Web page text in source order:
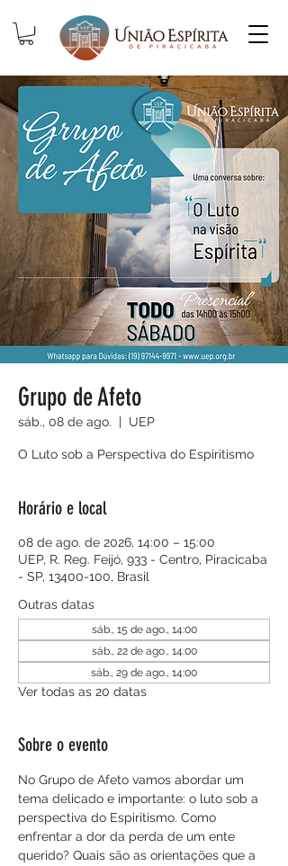
Grupo de Afeto
sáb., 08 de ago.
  |
UEP
O Luto sob a Perspectiva do Espiritismo
Horário e local
08 de ago. de 2026, 14:00 – 15:00
UEP, R. Reg. Feijó, 933 - Centro, Piracicaba
- SP, 13400-100, Brasil
Outras datas
sáb., 15 de ago., 14:00
sáb., 22 de ago., 14:00
sáb., 29 de ago., 14:00
Ver todas as 20 datas
Sobre o evento
No Grupo de Afeto vamos abordar um
tema delicado e importante: o luto sob a
perspectiva do Espiritismo. Como
enfrentar a dor da perda de um ente
querido? Quais são as orientações que a